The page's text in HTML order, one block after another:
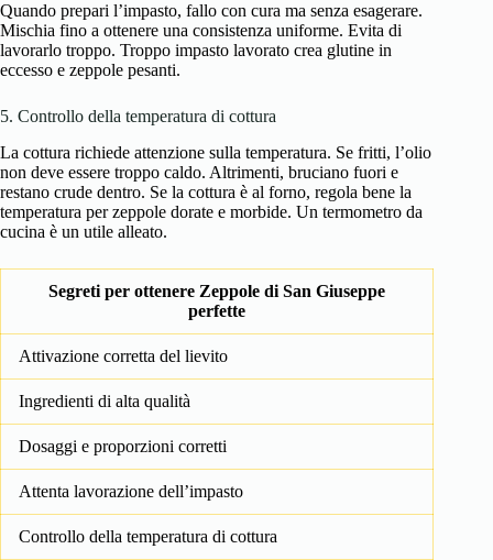
Quando prepari l’impasto, fallo con cura ma senza esagerare.
Mischia fino a ottenere una consistenza uniforme. Evita di
lavorarlo troppo. Troppo impasto lavorato crea glutine in
eccesso e zeppole pesanti.
5. Controllo della temperatura di cottura
La cottura richiede attenzione sulla temperatura. Se fritti, l’olio
non deve essere troppo caldo. Altrimenti, bruciano fuori e
restano crude dentro. Se la cottura è al forno, regola bene la
temperatura per zeppole dorate e morbide. Un termometro da
cucina è un utile alleato.
Segreti per ottenere Zeppole di San Giuseppe
perfette
Attivazione corretta del lievito
Ingredienti di alta qualità
Dosaggi e proporzioni corretti
Attenta lavorazione dell’impasto
Controllo della temperatura di cottura